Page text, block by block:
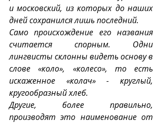
и московский, из которых до наших
дней сохранился лишь последний.
Само происхождение его названия
считается спорным. Одни
лингвисты склонны видеть основу в
слове «коло», «колесо», то есть
искаженное «колач» - круглый,
кругообразный хлеб.
Другие,  более  правильно,
производят  это  наименование  от